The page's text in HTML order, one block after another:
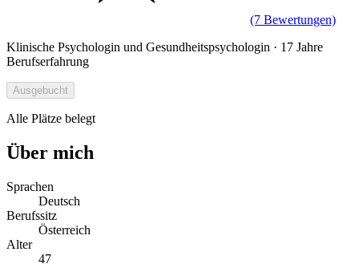
(7 Bewertungen)
Klinische Psychologin und Gesundheitspsychologin · 17 Jahre
Berufserfahrung
Ausgebucht
Alle Plätze belegt
Über mich
Sprachen
Deutsch
Berufssitz
Österreich
Alter
47